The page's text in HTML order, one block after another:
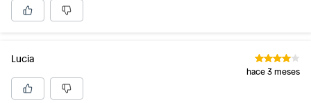
Lucia
hace 3 meses